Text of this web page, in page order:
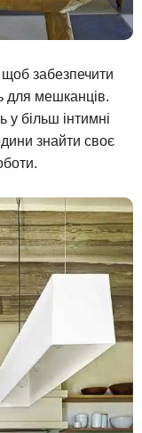
забезпечити
для мешканців.
у більш інтимні
знайти своє